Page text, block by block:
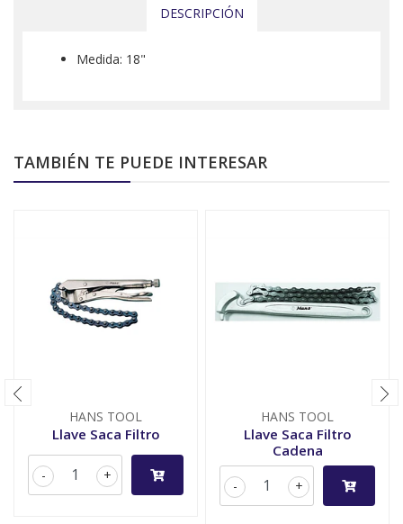
DESCRIPCIÓN
Medida: 18"
TAMBIÉN TE PUEDE INTERESAR
HANS TOOL
Llave Saca Filtro
+
-
HANS TOOL
Llave Saca Filtro
Cadena
+
-